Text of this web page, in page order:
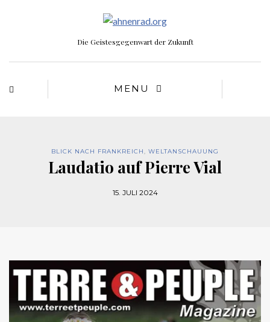
Die Geistesgegenwart der Zukunft
MENU
BLICK NACH FRANKREICH, WELTANSCHAUUNG
Laudatio auf Pierre Vial
15. JULI 2024